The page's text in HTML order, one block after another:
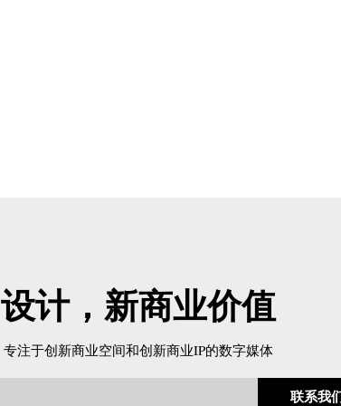
设计，新商业价值
专注于创新商业空间和创新商业IP的数字媒体
联系我